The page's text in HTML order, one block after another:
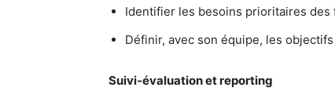
Identifier les besoins prioritaires des
Définir, avec son équipe, les
Suivi-évaluation et reporting